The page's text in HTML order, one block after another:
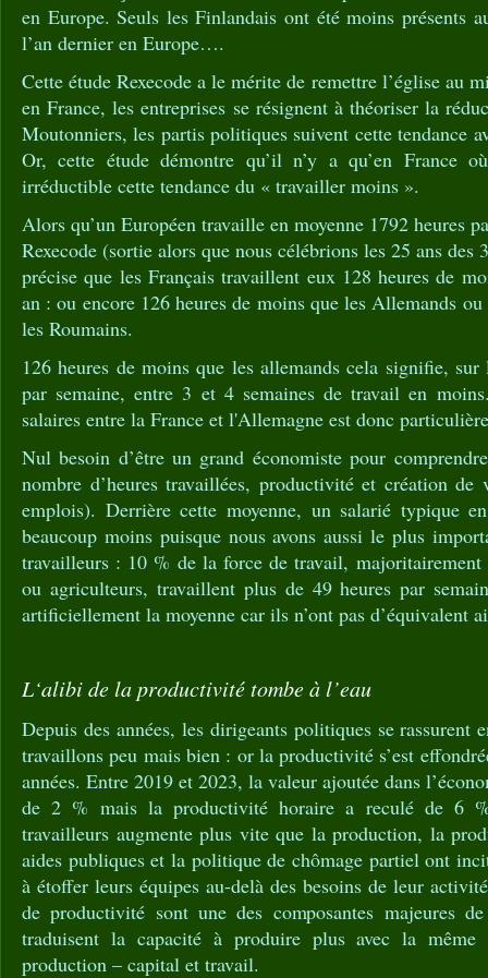
en Europe. Seuls les Finlandais ont été moins présents
l’an dernier en Europe….
Cette étude Rexecode a le mérite de remettre l’église au
en France, les entreprises se résignent à théoriser la
Moutonniers, les partis politiques suivent cette tendance
Or, cette étude démontre qu’il n’y a qu’en France
irréductible cette tendance du « travailler moins ».
Alors qu’un Européen travaille en moyenne 1792 heures
Rexecode (sortie alors que nous célébrions les 25 ans des
précise que les Français travaillent eux 128 heures de
an : ou encore 126 heures de moins que les Allemands
les Roumains.
126 heures de moins que les allemands cela signifie, sur
par semaine, entre 3 et 4 semaines de travail en
salaires entre la France et l'Allemagne est donc
Nul besoin d’être un grand économiste pour
nombre d’heures travaillées, productivité et création de
emplois). Derrière cette moyenne, un salarié typique
beaucoup moins puisque nous avons aussi le plus
travailleurs : 10 % de la force de travail, majoritairement
ou agriculteurs, travaillent plus de 49 heures par
artificiellement la moyenne car ils n’ont pas d’équivalent
L‘alibi de la productivité tombe à l’eau
Depuis des années, les dirigeants politiques se rassurent
travaillons peu mais bien : or la productivité s’est
années. Entre 2019 et 2023, la valeur ajoutée dans
de 2 % mais la productivité horaire a reculé de 6
travailleurs augmente plus vite que la production, la
aides publiques et la politique de chômage partiel ont
à étoffer leurs équipes au-delà des besoins de leur
de productivité sont une des composantes majeures
traduisent la capacité à produire plus avec la même
production – capital et travail.